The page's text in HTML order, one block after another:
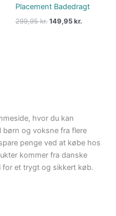
Placement Badedragt
299,95kr. 149,95kr.
hvor du kan
børn og voksne fra flere
penge ved at købe hos
kommer fra danske
for et trygt og sikkert køb.